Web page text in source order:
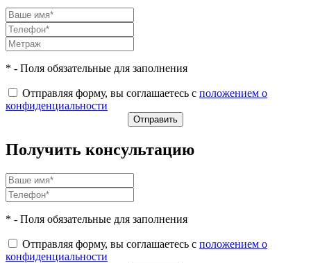
* - Поля обязательные для заполнения
Отправляя форму, вы соглашаетесь с положением о
конфиденциальности
Получить консультацию
* - Поля обязательные для заполнения
Отправляя форму, вы соглашаетесь с положением о
конфиденциальности